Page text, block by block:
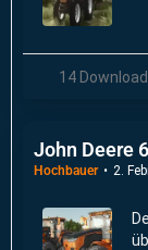
14
John Deere
Hochbauer 2.